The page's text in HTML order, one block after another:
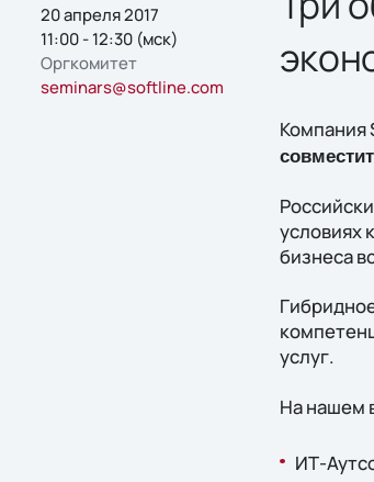
20 апреля 2017
11:00 - 12:30 (мск)
Оргкомитет
seminars@softline.com
Компания
условиях
бизнеса
услуг.
На нашем
ИТ-